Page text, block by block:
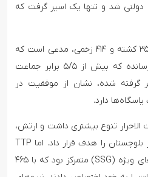
دولتی شد و تنها یک اسیر گرفت که
اما بدنه اصلی TTP با ادعای ۳۵۴ کشته و ۴۱۴ زخمی، مدعی است که
مجموع تلفات را به ۷۶۸ نفر رسانده که بیش از ۵/۵ برابر جماعت
است. همچنین ۵۱ اسیر گرفته شده، نشان از موفقیت در
دارد.
تنوع بیشتری داشت و ارتش،
پلیس، اطلاعاتی، رنجرز و لیویز بلوچستان را هدف قرار داد. اما TTP
به طور خاص بر ارتش و نیروهای ویژه (SSG) متمرکز بود که با ۴۶۵